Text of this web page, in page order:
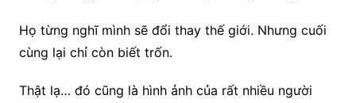
Họ từng nghĩ mình sẽ đổi thay thế giới. Nhưng cuối
cùng lại chỉ còn biết trốn.
Thật lạ… đó cũng là hình ảnh của rất nhiều người